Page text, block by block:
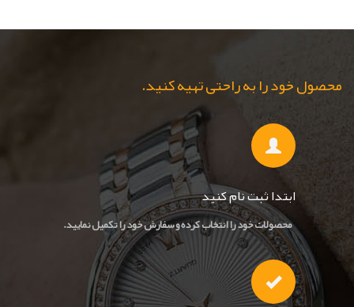
محصول خود را به راحتی تهیه کنید.
ابتدا ثبت نام کنید
محصولات خود را انتخاب کرده و سفارش خود را تکمیل نمایید.